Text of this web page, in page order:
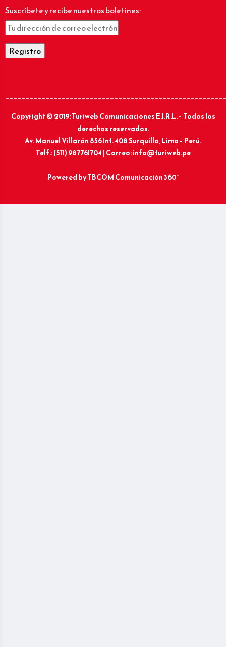
Suscríbete y recibe nuestros boletines:
Copyright © 2019: Turiweb Comunicaciones E.I.R.L. – Todos los
derechos reservados.
Av. Manuel Villarán 856 Int. 408 Surquillo, Lima – Perú.
Telf.: (511) 987761704 | Correo: info@turiweb.pe
Powered byTBCOM Comunicación 360°